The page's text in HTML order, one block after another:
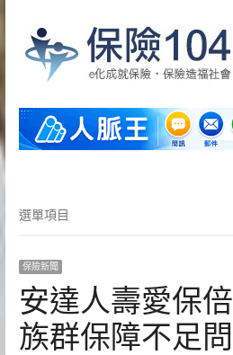
選
項
目
選單項目
保險新聞
安達人壽愛保
族群保障不足